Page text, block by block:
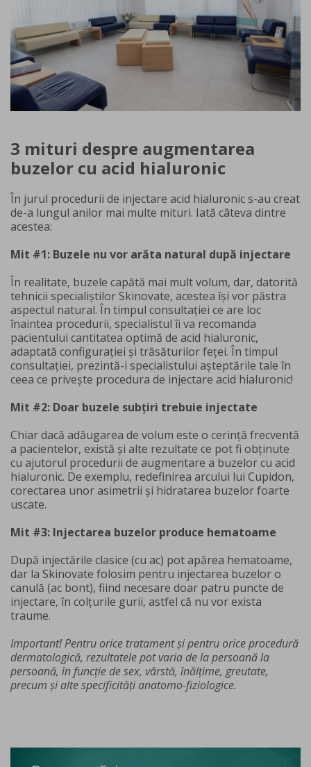
3 mituri despre augmentarea
buzelor cu acid hialuronic
În jurul procedurii de injectare acid hialuronic s-au creat
de-a lungul anilor mai multe mituri. Iată câteva dintre
acestea:
Mit #1: Buzele nu vor arăta natural după injectare
În realitate, buzele capătă mai mult volum, dar, datorită
tehnicii specialiștilor Skinovate, acestea își vor păstra
aspectul natural. În timpul consultației ce are loc
înaintea procedurii, specialistul îi va recomanda
pacientului cantitatea optimă de acid hialuronic,
adaptată configurației și trăsăturilor feței. În timpul
consultației, prezintă-i specialistului așteptările tale în
ceea ce privește procedura de injectare acid hialuronic!
Mit #2: Doar buzele subțiri trebuie injectate
Chiar dacă adăugarea de volum este o cerință frecventă
a pacientelor, există și alte rezultate ce pot fi obținute
cu ajutorul procedurii de augmentare a buzelor cu acid
hialuronic. De exemplu, redefinirea arcului lui Cupidon,
corectarea unor asimetrii și hidratarea buzelor foarte
uscate.
Mit #3: Injectarea buzelor produce hematoame
După injectările clasice (cu ac) pot apărea hematoame,
dar la Skinovate folosim pentru injectarea buzelor o
canulă (ac bont), fiind necesare doar patru puncte de
injectare, în colțurile gurii, astfel că nu vor exista
traume.
Important! Pentru orice tratament și pentru orice procedură
dermatologică, rezultatele pot varia de la persoană la
persoană, în funcție de sex, vârstă, înălțime, greutate,
precum și alte specificități anatomo-fiziologice.